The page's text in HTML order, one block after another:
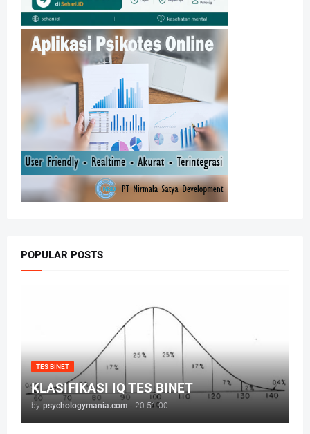
POPULAR POSTS
TES BINET
KLASIFIKASI IQ TES BINET
by psychologymania.com - 20.51.00